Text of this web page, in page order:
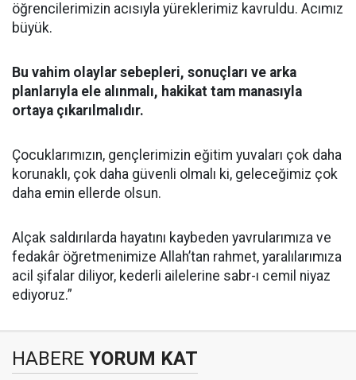
öğrencilerimizin acısıyla yüreklerimiz kavruldu. Acımız
büyük.
Bu vahim olaylar sebepleri, sonuçları ve arka
planlarıyla ele alınmalı, hakikat tam manasıyla
ortaya çıkarılmalıdır.
Çocuklarımızın, gençlerimizin eğitim yuvaları çok daha
korunaklı, çok daha güvenli olmalı ki, geleceğimiz çok
daha emin ellerde olsun.
Alçak saldırılarda hayatını kaybeden yavrularımıza ve
fedakâr öğretmenimize Allah’tan rahmet, yaralılarımıza
acil şifalar diliyor, kederli ailelerine sabr-ı cemil niyaz
ediyoruz.”
HABERE YORUM KAT